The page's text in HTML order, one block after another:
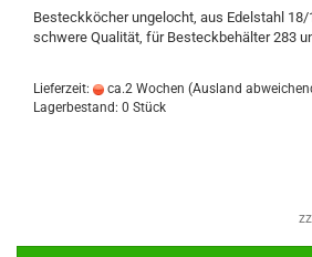
Besteckköcher ungelocht, aus Edelstahl 18/
schwere Qualität, für Besteckbehälter 283
Lieferzeit: ca.2 Wochen (Ausland
Lagerbestand: 0 Stück